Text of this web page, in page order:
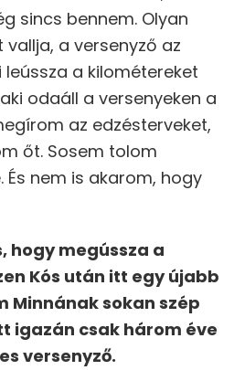
sincs bennem. Olyan
a versenyző az
leússza a kilométereket
odaáll a versenyeken a
az edzésterveket,
őt. Sosem tolom
nem is akarom, hogy
hogy megússza a
Kós után itt egy újabb
Minnának sokan szép
igazán csak három éve
versenyző.